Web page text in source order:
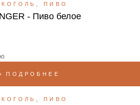
ПИВО
- Пиво белое
ПОДРОБНЕЕ
ПИВО